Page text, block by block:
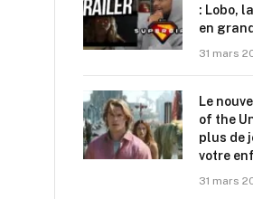
: Lobo,
en
31 mars
Le
of the
plus de
votre
31 mars